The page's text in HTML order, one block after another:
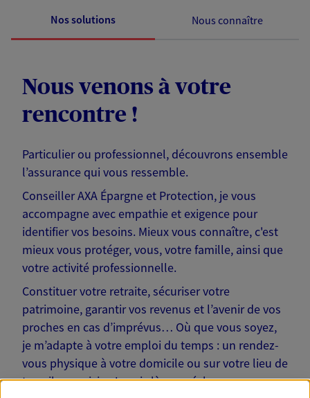
Nos solutions Nous connaître
Nous venons à votre
rencontre !
Particulier ou professionnel, découvrons ensemble
l’assurance qui vous ressemble.
Conseiller AXA Épargne et Protection, je vous
accompagne avec empathie et exigence pour
identifier vos besoins. Mieux vous connaître, c'est
mieux vous protéger, vous, votre famille, ainsi que
votre activité professionnelle.
Constituer votre retraite, sécuriser votre
patrimoine, garantir vos revenus et l’avenir de vos
proches en cas d’imprévus… Où que vous soyez,
je m’adapte à votre emploi du temps : un rendez-
vous physique à votre domicile ou sur votre lieu de
travail, une visio. Je suis là pour échanger avec